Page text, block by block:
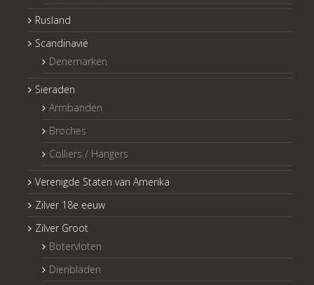
Rusland
Scandinavië
Denemarken
Sieraden
Armbanden
Broches
Colliers / Hangers
Verenigde Staten van Amerika
Zilver 18e eeuw
Zilver Groot
Botervloten
Dienbladen